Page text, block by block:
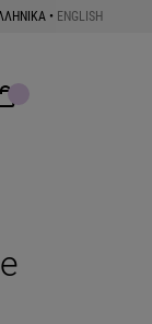
• ENGLISH